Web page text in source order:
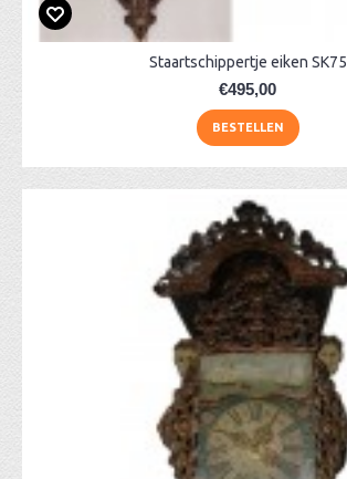
Staartschippertje eiken SK75
€495,00
BESTELLEN